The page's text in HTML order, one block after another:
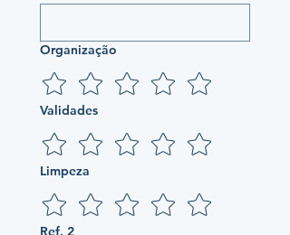
Organização
Validades
Limpeza
Ref. 2